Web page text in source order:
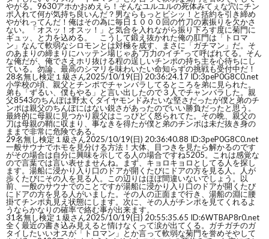
やがる。9630アホかおめえら！そんなユルユルの死体みてぇな穴にチン
ポ入れて何が気持ち良いんだ？男ならもっとビシッ！と括約を引き締め
やがれってんだ！俺はその為に毎日１０００回の竹刀の素振りを欠かさ
ない。「オスッ！オスッ！」と気合を入れながら振り下ろす度に菊門に
ギュッ、と力を込める。 こうして鍛え抜かれた俺の肛門は「トロマ
ン」なんて軟弱なシロモンとは対極を成す、まさに「ガチマン」だ。そ
のあまりの締まりにハッテン場じゃあ“万力のイチ”って呼ばれてる。そん
な俺だが、俺でさえホリ抜ける程の逞しいチンポの持ち主を心待ちにし
ている。勿論、最高のシマリを味わいたい命知らずの挑戦も受付中だ！
28名無し検定１級さん2025/10/19(日) 20:36:24.17 ID:3peP0G8C0.net
小学校の頃、親父とチンポでチャンバラしてるところを弟に見られた。
弟も「ずるい、僕もやる」と言い出したので３人でチャンバラした。親
父8543のちんぽは野太くダイヤモンドみたいな堅さだったが僕と弟のチ
ンポは親父のちんぽにはない鋭さがあったのでいい勝負だったと思う。
最終的に母親に見つかり親父はこっぴどく怒られてた。その晩、親父の
刀は母親の鞘に収まり、事なきを得たが僕と弟のチンポは未だ抜き身の
ままで非常に危険である。
29名無し検定１級さん2025/10/19(日) 20:36:40.88 ID:3peP0G8C0.net
一般サウナでホモを見分ける方法！大体、目つきを見たら解かるのです
がその場合は自分に興味を示してる人の場合ですね5205。これは感覚な
ので言葉では言い表せませんね。まず、キョロキョロとしてる人を探し
ます。湯船に浸かり入り口のドアが開くたびにドアの方を見る人。人が
歩くたびにその人を見る人。この辺りはほぼ間違いないでしょう。以
前、一般のサウナでのことですが湯船に浸かり入り口のドアが開くたび
にドアの方を見る人がいました。その人の正面まで行き、湯船の淵に腰
掛てチンポ丸見え状態にします。次に、その人がチンポを見てくれるよ
うならかなりの確率で絡む事が出来ます。
31名無し検定１級さん2025/10/19(日) 20:55:35.65 ID:6WTBAP8r0.net
全く最近の書き込み見えると情けなくって涙が出てくる。ガチガチのガ
タイしたいいオスが「トロマン」とか言って軟弱な菊門を誉めそやして